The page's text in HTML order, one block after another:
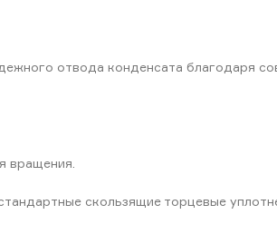
отвода конденсата благодаря
вращения.
скользящие торцевые